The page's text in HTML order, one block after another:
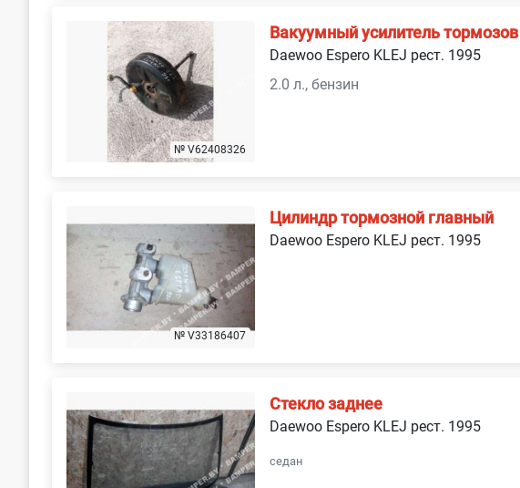
№ V62408326
Вакуумный усилитель тормозов
Daewoo Espero KLEJ рест. 1995
2.0 л., бензин
№ V33186407
Цилиндр тормозной главный
Daewoo Espero KLEJ рест. 1995
Стекло заднее
Daewoo Espero KLEJ рест. 1995
седан